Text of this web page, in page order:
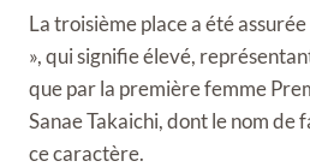
La troisième place a été
», qui signifie élevé,
que par la première femme
Sanae Takaichi, dont le nom de
ce caractère.